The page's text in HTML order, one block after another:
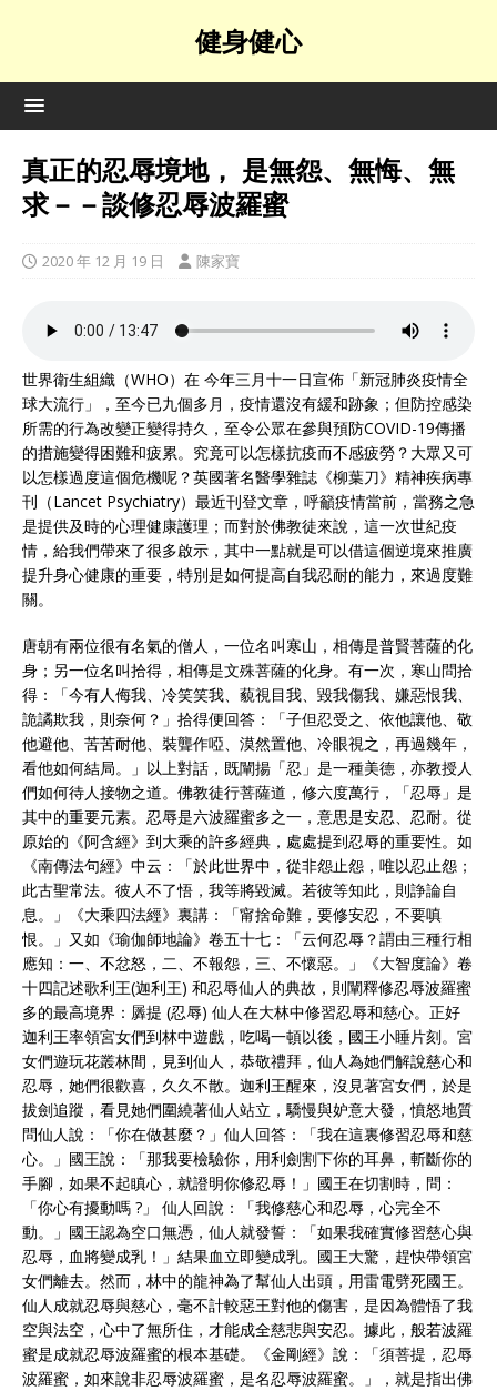
健身健心
真正的忍辱境地， 是無怨、無悔、無
求－－談修忍辱波羅蜜
2020 年 12 月 19 日 陳家寶
世界衛生組織（WHO）在 今年三月十一日宣佈「新冠肺炎疫情全
球大流行」，至今已九個多月，疫情還沒有緩和跡象；但防控感染
所需的行為改變正變得持久，至令公眾在參與預防COVID-19傳播
的措施變得困難和疲累。究竟可以怎樣抗疫而不感疲勞？大眾又可
以怎樣過度這個危機呢？英國著名醫學雜誌《柳葉刀》精神疾病專
刊（Lancet Psychiatry）最近刊登文章，呼籲疫情當前，當務之急
是提供及時的心理健康護理；而對於佛教徒來說，這一次世紀疫
情，給我們帶來了很多啟示，其中一點就是可以借這個逆境來推廣
提升身心健康的重要，特別是如何提高自我忍耐的能力，來過度難
關。
唐朝有兩位很有名氣的僧人，一位名叫寒山，相傳是普賢菩薩的化
身；另一位名叫拾得，相傳是文殊菩薩的化身。有一次，寒山問拾
得：「今有人侮我、冷笑笑我、藐視目我、毀我傷我、嫌惡恨我、
詭譎欺我，則奈何？」拾得便回答：「子但忍受之、依他讓他、敬
他避他、苦苦耐他、裝聾作啞、漠然置他、冷眼視之，再過幾年，
看他如何結局。」以上對話，既闡揚「忍」是一種美德，亦教授人
們如何待人接物之道。佛教徒行菩薩道，修六度萬行，「忍辱」是
其中的重要元素。忍辱是六波羅蜜多之一，意思是安忍、忍耐。從
原始的《阿含經》到大乘的許多經典，處處提到忍辱的重要性。如
《南傳法句經》中云：「於此世界中，從非怨止怨，唯以忍止怨；
此古聖常法。彼人不了悟，我等將毀滅。若彼等知此，則諍論自
息。」《大乘四法經》裏講：「甯捨命難，要修安忍，不要嗔
恨。」又如《瑜伽師地論》卷五十七：「云何忍辱？謂由三種行相
應知：一、不忿怒，二、不報怨，三、不懷惡。」《大智度論》卷
十四記述歌利王(迦利王) 和忍辱仙人的典故，則闡釋修忍辱波羅蜜
多的最高境界：羼提 (忍辱) 仙人在大林中修習忍辱和慈心。正好
迦利王率領宮女們到林中遊戲，吃喝一頓以後，國王小睡片刻。宮
女們遊玩花叢林間，見到仙人，恭敬禮拜，仙人為她們解說慈心和
忍辱，她們很歡喜，久久不散。迦利王醒來，沒見著宮女們，於是
拔劍追蹤，看見她們圍繞著仙人站立，驕慢與妒意大發，憤怒地質
問仙人說：「你在做甚麼？」仙人回答：「我在這裏修習忍辱和慈
心。」國王說：「那我要檢驗你，用利劍割下你的耳鼻，斬斷你的
手腳，如果不起瞋心，就證明你修忍辱！」國王在切割時，問：
「你心有擾動嗎 ?」 仙人回說：「我修慈心和忍辱，心完全不
動。」國王認為空口無憑，仙人就發誓：「如果我確實修習慈心與
忍辱，血將變成乳！」結果血立即變成乳。國王大驚，趕快帶領宮
女們離去。然而，林中的龍神為了幫仙人出頭，用雷電劈死國王。
仙人成就忍辱與慈心，毫不計較惡王對他的傷害，是因為體悟了我
空與法空，心中了無所住，才能成全慈悲與安忍。據此，般若波羅
蜜是成就忍辱波羅蜜的根本基礎。《金剛經》說：「須菩提，忍辱
波羅蜜，如來說非忍辱波羅蜜，是名忍辱波羅蜜。」，就是指出佛